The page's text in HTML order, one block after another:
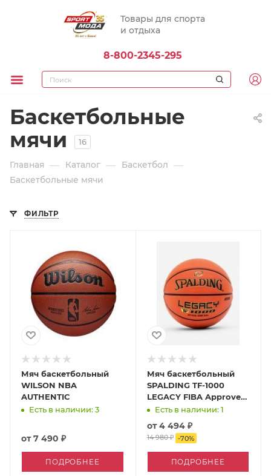
Товары для спорта
и отдыха
8-800-2345-295
Баскетбольные
мячи
16
Главная — Каталог — Баскетбол —
Баскетбольные мячи
ФИЛЬТР
Мяч баскетбольный
WILSON NBA
AUTHENTIC
Есть в наличии: 3
от7 490 ₽
ПОДРОБНЕЕ
Мяч баскетбольный
SPALDING TF-1000
LEGACY FIBA Approved
(6)Есть в наличии: 1
от4 494 ₽
14 980 ₽ -70%
ПОДРОБНЕЕ